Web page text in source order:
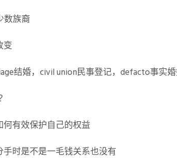
数族裔
变
结婚，civil union民事登记，defacto事实
有效保护自己的权益
时是不是一毛钱关系也没有